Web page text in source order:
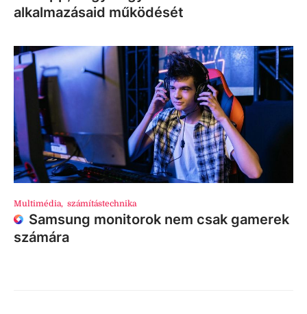
alkalmazásaid működését
Multimédia, számítástechnika
Samsung monitorok nem csak gamerek
számára